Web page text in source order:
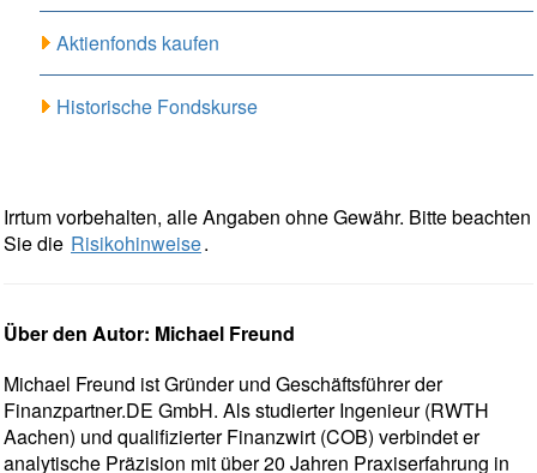
Aktienfonds kaufen
Historische Fondskurse
Irrtum vorbehalten, alle Angaben ohne Gewähr. Bitte beachten
Sie die Risikohinweise.
Über den Autor: Michael Freund
Michael Freund ist Gründer und Geschäftsführer der
Finanzpartner.DE GmbH. Als studierter Ingenieur (RWTH
Aachen) und qualifizierter Finanzwirt (COB) verbindet er
analytische Präzision mit über 20 Jahren Praxiserfahrung in